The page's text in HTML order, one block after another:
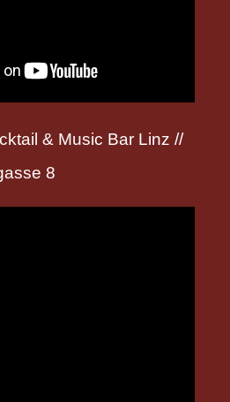
& Music Bar Linz //
8